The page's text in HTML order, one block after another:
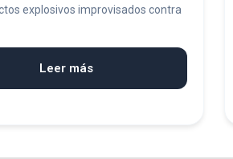
explosivos improvisados contra
Leer más